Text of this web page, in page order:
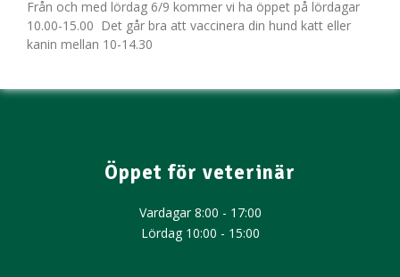
Från och med lördag 6/9 kommer vi ha öppet på lördagar
10.00-15.00 Det går bra att vaccinera din hund katt eller
kanin mellan 10-14.30
Öppet för veterinär
Vardagar 8:00 - 17:00
Lördag 10:00 - 15:00​